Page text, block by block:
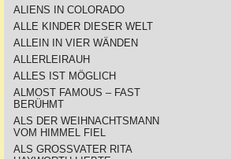
ALIENS IN COLORADO
ALLE KINDER DIESER WELT
ALLEIN IN VIER WÄNDEN
ALLERLEIRAUH
ALLES IST MÖGLICH
ALMOST FAMOUS – FAST
BERÜHMT
ALS DER WEIHNACHTSMANN
VOM HIMMEL FIEL
ALS GROSSVATER RITA